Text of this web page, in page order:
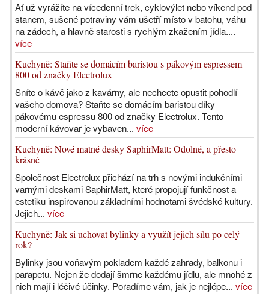
Ať už vyrážíte na vícedenní trek, cyklovýlet nebo víkend pod
stanem, sušené potraviny vám ušetří místo v batohu, váhu
na zádech, a hlavně starosti s rychlým zkažením jídla....
více
Kuchyně: Staňte se domácím baristou s pákovým espressem
800 od značky Electrolux
Sníte o kávě jako z kavárny, ale nechcete opustit pohodlí
vašeho domova? Staňte se domácím baristou díky
pákovému espressu 800 od značky Electrolux. Tento
moderní kávovar je vybaven... více
Kuchyně: Nové matné desky SaphirMatt: Odolné, a přesto
krásné
Společnost Electrolux přichází na trh s novými indukčními
varnými deskami SaphirMatt, které propojují funkčnost a
estetiku inspirovanou základními hodnotami švédské kultury.
Jejich... více
Kuchyně: Jak si uchovat bylinky a využít jejich sílu po celý
rok?
Bylinky jsou voňavým pokladem každé zahrady, balkonu i
parapetu. Nejen že dodají šmrnc každému jídlu, ale mnohé z
nich mají i léčivé účinky. Poradíme vám, jak je nejlépe... více